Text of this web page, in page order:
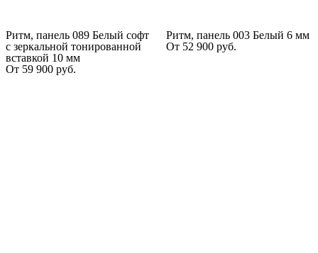
Ритм, панель 089 Белый софт
с зеркальной тонированной
вставкой 10 мм
От 59 900 руб.
Ритм, панель 003 Белый 6 мм
От 52 900 руб.